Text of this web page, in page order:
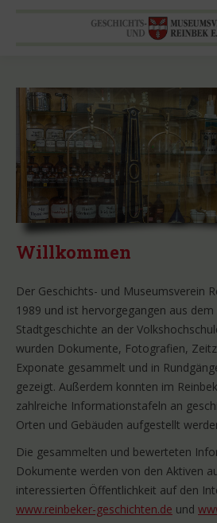
Willkommen
Der Geschichts- und Museumsverein
1989 und ist hervorgegangen aus
Stadtgeschichte an der
wurden Dokumente, Fotografien,
Exponate gesammelt und in
gezeigt. Außerdem konnten im
zahlreiche Informationstafeln an
Orten und Gebäuden aufgestellt
Die gesammelten und bewerteten
Dokumente werden von den Aktiven
interessierten Öffentlichkeit auf den
www.reinbeker-geschichten.de und